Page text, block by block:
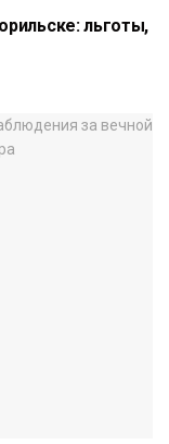
льготы,